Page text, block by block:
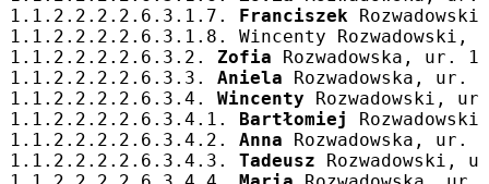
1.1.2.2.2.2.6.3.1.7.
Franciszek
1.1.2.2.2.2.6.3.1.8. Wincenty Rozwadowski,
1.1.2.2.2.2.6.3.2. Zofia Rozwadowska, ur.
1.1.2.2.2.2.6.3.3. Aniela Rozwadowska, ur.
1.1.2.2.2.2.6.3.4. Wincenty Rozwadowski,
1.1.2.2.2.2.6.3.4.1.
Bartłomiej
1.1.2.2.2.2.6.3.4.2. Anna Rozwadowska, ur.
1.1.2.2.2.2.6.3.4.3. Tadeusz Rozwadowski,